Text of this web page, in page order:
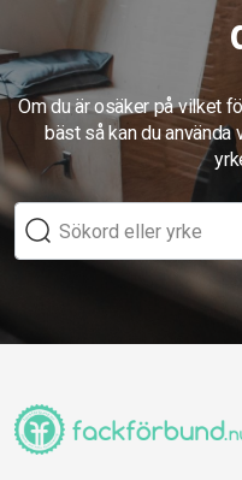
Om du är osäker på vilket
bäst så kan du använda